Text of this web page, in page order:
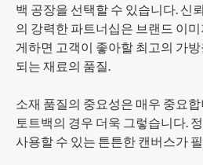
백 공장을 선택할 수 있습니다. 신
의 강력한 파트너십은 브랜드 이
게하면 고객이 좋아할 최고의 가
되는 재료의 품질.
소재 품질의 중요성은 매우 중요
토트백의 경우 더욱 그렇습니다.
사용할 수 있는 튼튼한 캔버스가